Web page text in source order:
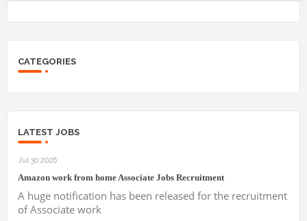
CATEGORIES
LATEST JOBS
Jul 30 2026
Amazon work from home Associate Jobs Recruitment
A huge notification has been released for the recruitment
of Associate work